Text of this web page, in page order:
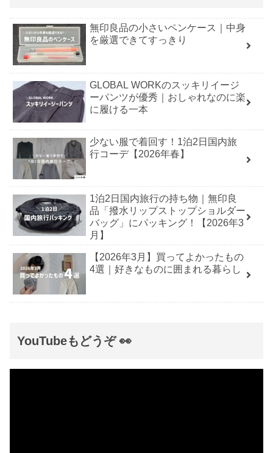
無印良品の小さいペンケース｜中身
を厳選できてすっきり
GLOBAL WORKのスッキリイージ
ーパンツが優秀｜おしゃれなのに楽
に履ける一本
少ない服で着回す！1泊2日国内旅
行コーデ【2026年春】
1泊2日国内旅行の持ち物｜無印良
品「撥水リップストップショルダー
バッグ」にパッキング！【2026年3
月】
【2026年3月】買ってよかったもの
4選｜好きなものに囲まれる暮らし
YouTubeもどうぞ 👀